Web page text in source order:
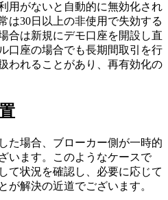
用がないと自動的に無効化され
は30日以上の非使用で失効する
合は新規にデモ口座を開設し直
口座の場合でも長期間取引を行
われることがあり、再有効化の
た場合、ブローカー側が一時的
います。このようなケースで
て状況を確認し、必要に応じて
が解決の近道でございます。